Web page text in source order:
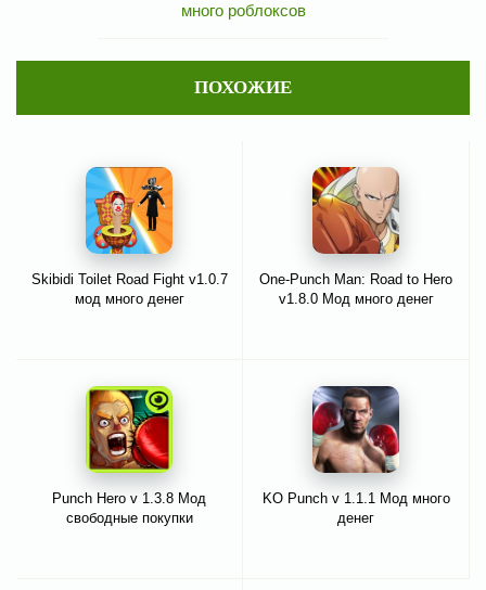
много роблоксов
ПОХОЖИЕ
Skibidi Toilet Road Fight v1.0.7
мод много денег
One-Punch Man: Road to Hero
v1.8.0 Мод много денег
Punch Hero v 1.3.8 Мод
свободные покупки
KO Punch v 1.1.1 Мод много
денег